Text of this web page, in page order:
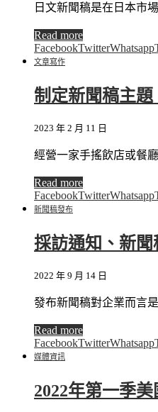
日文新聞稿是在日本市
Read more
FacebookTwitterWhatsapp
文章寫作
制定新聞稿主
2023 年 2 月 11 日
經營一家手搖飲店或餐
Read more
FacebookTwitterWhatsapp
新聞稿發布
採訪通知、新
2022 年 9 月 14 日
發布新聞稿對企業而言
Read more
FacebookTwitterWhatsapp
媒體資訊
2022年第一季